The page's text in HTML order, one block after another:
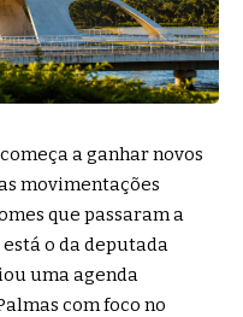
a ganhar novos
movimentações
que passaram a
o da deputada
uma agenda
com foco no